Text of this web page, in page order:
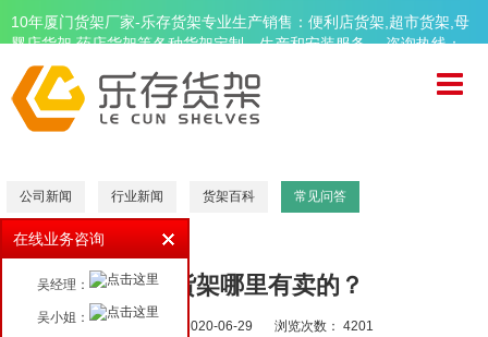
10年厦门货架厂家-乐存货架专业生产销售：便利店货架,超市货架,母
婴店货架,药店货架等各种货架定制、生产和安装服务。 咨询热线：
13395055582
首页
关于乐存
便利店货架
母婴店货架
公司新闻 行业新闻 货架百科 常见问答
超市货架哪里有卖的？
发布日期： 2020-06-29 浏览次数： 4201
在线业务咨询
吴经理：
吴小姐：